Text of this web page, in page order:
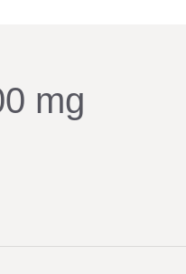
mg